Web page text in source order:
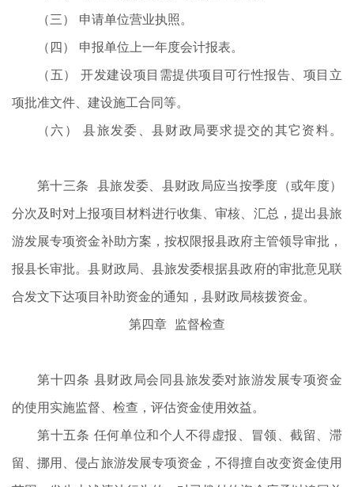
（三） 申请单位营业执照。
（四） 申报单位上一年度会计报表。
（五） 开发建设项目需提供项目可行性报告、项目立
项批准文件、建设施工合同等。
（六） 县旅发委、县财政局要求提交的其它资料。
第十三条 县旅发委、县财政局应当按季度（或年度）
分次及时对上报项目材料进行收集、审核、汇总，提出县旅
游发展专项资金补助方案，按权限报县政府主管领导审批，
报县长审批。县财政局、县旅发委根据县政府的审批意见联
合发文下达项目补助资金的通知，县财政局核拨资金。
第四章 监督检查
第十四条 县财政局会同县旅发委对旅游发展专项资金
的使用实施监督、检查，评估资金使用效益。
第十五条 任何单位和个人不得虚报、冒领、截留、滞
留、挪用、侵占旅游发展专项资金，不得擅自改变资金使用